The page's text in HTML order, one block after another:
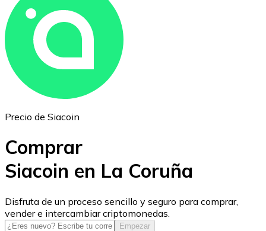
Ethereum
ETH
USD Coin
USDC
Precio de Siacoin
Comprar
Siacoin en La Coruña
Disfruta de un proceso sencillo y seguro para comprar,
vender e intercambiar criptomonedas.
Empezar